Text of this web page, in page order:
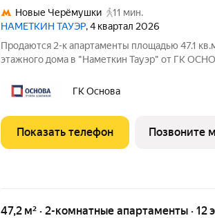
Новые Черёмушки
11 мин.
НАМЕТКИН ТАУЭР, 4 квартал 2026
Продаются 2-к апартаменты площадью 47.1
этажного дома в "Наметкин Тауэр" от ГК
располагается в районе Черёмушки на Юго-
ГК Основа
Показать телефон Позвоните
47,2 м² · 2-комнатные апартаменты · 12